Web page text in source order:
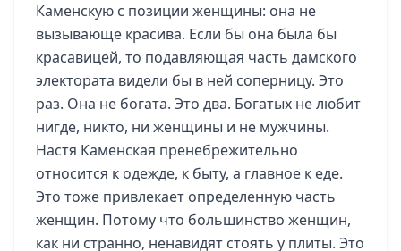
Каменскую с позиции женщины: она не
вызывающе красива. Если бы она была бы
красавицей, то подавляющая часть дамского
электората видели бы в ней соперницу. Это
раз. Она не богата. Это два. Богатых не любит
нигде, никто, ни женщины и не мужчины.
Настя Каменская пренебрежительно
относится к одежде, к быту, а главное к еде.
Это тоже привлекает определенную часть
женщин. Потому что большинство женщин,
как ни странно, ненавидят стоять у плиты. Это